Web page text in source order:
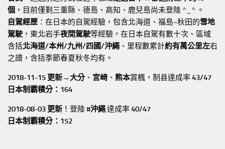
個 ，目前僅剩三重縣、德島、高知、鹿兒島尚未登陸 ^_^ 。
自駕經歷 ：在日本的自駕經驗，包含北海道、福島~秋田的雪地
駕駛 ，東北岩手夜間駕駛等經驗，在日本自駕有數十次、區域
含括北海道/本州/九州/四國/沖繩 、里程數累計約有萬公里左右
之譜，含括季節春夏秋冬均有。
2018-11-15 更新→ 大分、 宮崎 、 熊本賞楓，制县達成率43/47
日本制霸積分：164
2018-08-03 更新 ！登陸#沖繩達成率40/47
日本制霸積分：152